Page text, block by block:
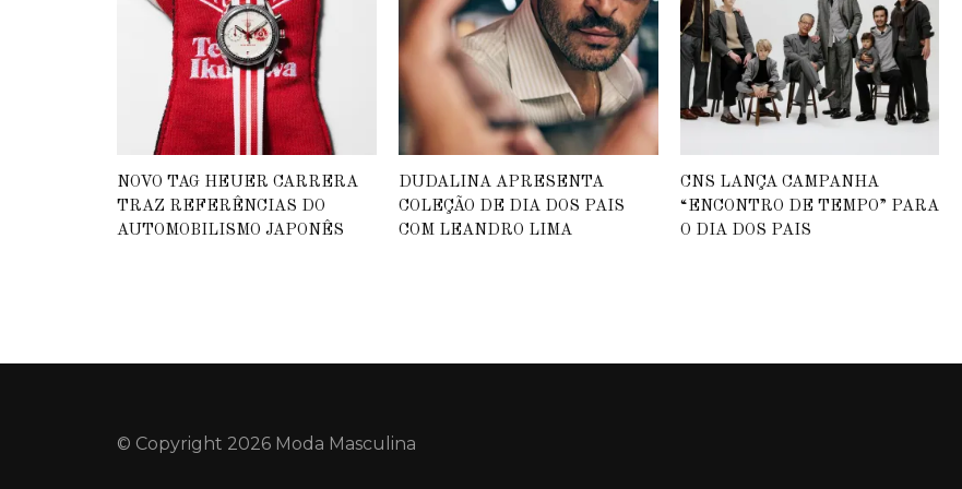
NOVO TAG HEUER CARRERA
TRAZ REFERÊNCIAS DO
AUTOMOBILISMO JAPONÊS
DUDALINA APRESENTA
COLEÇÃO DE DIA DOS PAIS
COM LEANDRO LIMA
CNS LANÇA CAMPANHA
“ENCONTRO DE TEMPO” PARA
O DIA DOS PAIS
© Copyright 2026 Moda Masculina